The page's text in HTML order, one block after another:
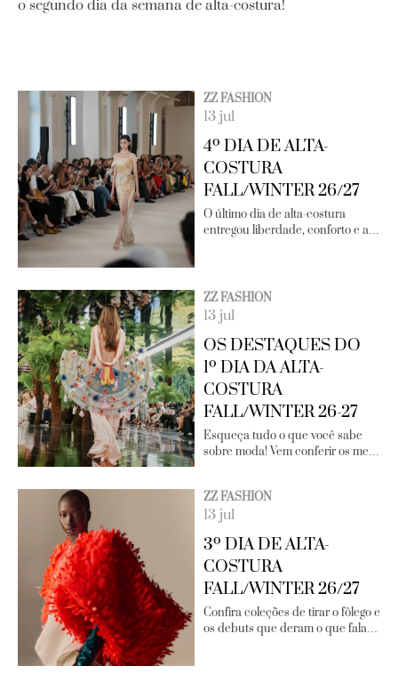
o segundo dia da semana de alta-costura!
ZZ FASHION
13 jul
4º DIA DE ALTA-
COSTURA
FALL/WINTER 26/27
O último dia de alta-costura
entregou liberdade, conforto e a…
ZZ FASHION
13 jul
OS DESTAQUES DO
1º DIA DA ALTA-
COSTURA
FALL/WINTER 26-27
Esqueça tudo o que você sabe
sobre moda! Vem conferir os me…
ZZ FASHION
13 jul
3º DIA DE ALTA-
COSTURA
FALL/WINTER 26/27
Confira coleções de tirar o fôlego e
os debuts que deram o que fala…